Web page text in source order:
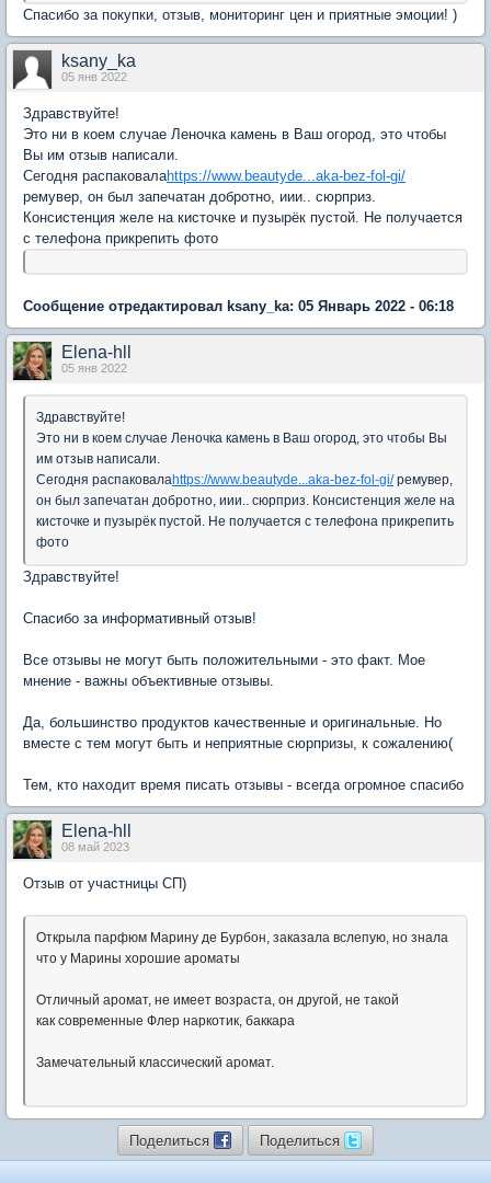
Спасибо за покупки, отзыв, мониторинг цен и приятные эмоции! )
ksany_ka
05 янв 2022
Здравствуйте!
Это ни в коем случае Леночка камень в Ваш огород, это чтобы
Вы им отзыв написали.
Сегодня распаковалаhttps://www.beautyde...aka-bez-fol-gi/
ремувер, он был запечатан добротно, иии.. сюрприз.
Консистенция желе на кисточке и пузырёк пустой. Не получается
с телефона прикрепить фото
Сообщение отредактировал ksany_ka: 05 Январь 2022 - 06:18
Elena-hll
05 янв 2022
Здравствуйте!
Это ни в коем случае Леночка камень в Ваш огород, это чтобы Вы
им отзыв написали.
Сегодня распаковалаhttps://www.beautyde...aka-bez-fol-gi/ремувер,
он был запечатан добротно, иии.. сюрприз. Консистенция желе на
кисточке и пузырёк пустой. Не получается с телефона прикрепить
фото
Здравствуйте!
Спасибо за информативный отзыв!
Все отзывы не могут быть положительными - это факт. Мое
мнение - важны объективные отзывы.
Да, большинство продуктов качественные и оригинальные. Но
вместе с тем могут быть и неприятные сюрпризы, к сожалению(
Тем, кто находит время писать отзывы - всегда огромное спасибо
Elena-hll
08 май 2023
Отзыв от участницы СП)
Открыла парфюм Марину де Бурбон, заказала вслепую, но знала
что у Марины хорошие ароматы
Отличный аромат, не имеет возраста, он другой, не такой
как современные Флер наркотик, баккара
Замечательный классический аромат.
Поделиться Поделиться